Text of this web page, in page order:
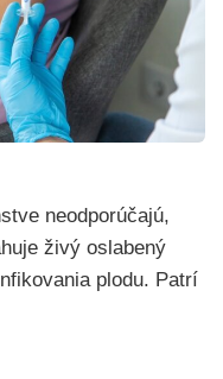
neodporúčajú,
živý oslabený
plodu. Patrí